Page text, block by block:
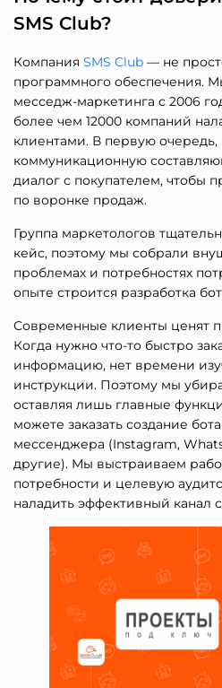
SMS Club?
Компания SMS Club — не
программного обеспечения.
месседж-маркетинга с 2006
более чем 12000 компаний
клиентами. В первую
коммуникационную
диалог с покупателем, чтобы
по воронке продаж.
Группа маркетологов
кейс, поэтому мы собрали
проблемах и потребностях
опыте строится разработка
Современные клиенты ценят
Когда нужно что-то быстро
информацию, нет времени
инструкции. Поэтому мы
оставляя лишь главные
можете заказать создание
мессенджера (Instagram,
другие). Мы выстраиваем
потребности и целевую
наладить эффективный канал